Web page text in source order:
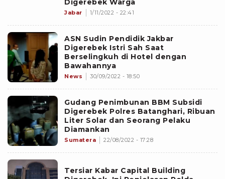
Digerebek Warga
Jabar 1/11/2022 - 22:41
ASN Sudin Pendidik Jakbar
Digerebek Istri Sah Saat
Berselingkuh di Hotel dengan
Bawahannya
News 30/09/2022 - 18:50
Gudang Penimbunan BBM Subsidi
Digerebek Polres Batanghari, Ribuan
Liter Solar dan Seorang Pelaku
Diamankan
Sumatera 22/08/2022 - 17:28
Tersiar Kabar Capital Building